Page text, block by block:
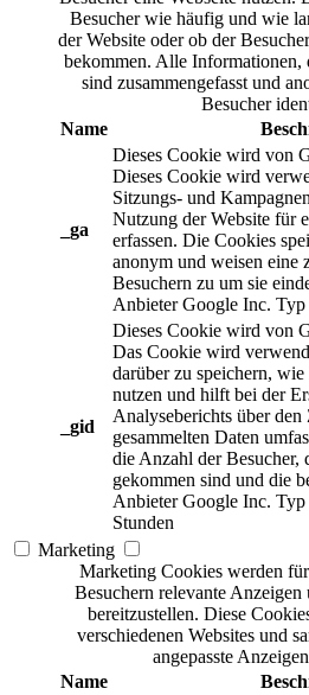
Besucher wie häufig und wie
der Website oder ob der
bekommen. Alle Informationen,
sind zusammengefasst und
Besucher
Name
_ga
Dieses Cookie wird von
Dieses Cookie wird
Sitzungs- und
Nutzung der Website für
erfassen. Die Cookies
anonym und weisen eine
Besuchern zu um sie
Anbieter Google Inc. Typ
_gid
Dieses Cookie wird von
Das Cookie wird
darüber zu speichern,
nutzen und hilft bei der
Analyseberichts über
gesammelten Daten
die Anzahl der Besucher,
gekommen sind und die
Anbieter Google Inc. Typ
Stunden
Marketing
Marketing Cookies werden
Besuchern relevante
bereitzustellen. Diese
verschiedenen Websites und
angepasste
Name